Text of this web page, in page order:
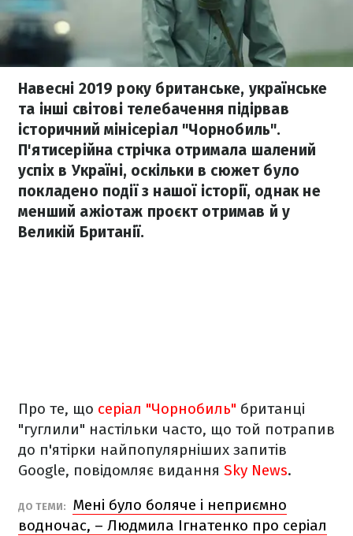
Навесні 2019 року британське, українське
та інші світові телебачення підірвав
історичний мінісеріал "Чорнобиль".
П'ятисерійна стрічка отримала шалений
успіх в Україні, оскільки в сюжет було
покладено події з нашої історії, однак не
менший ажіотаж проєкт отримав й у
Великій Британії.
Про те, що серіал "Чорнобиль" британці
"гуглили" настільки часто, що той потрапив
до п'ятірки найпопулярніших запитів
Google, повідомляє видання Sky News.
ДО ТЕМИ:
Мені було боляче і неприємно
водночас, – Людмила Ігнатенко про серіал